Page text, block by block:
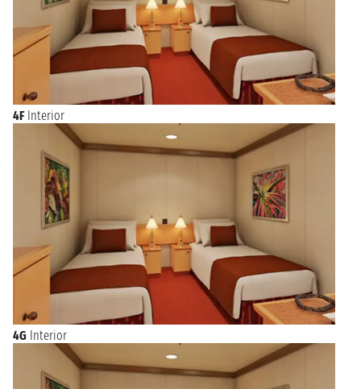
4F Interior
4G Interior